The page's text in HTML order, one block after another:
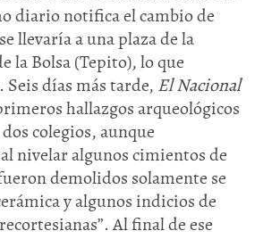
diario notifica el cambio de
llevaría a una plaza de la
la Bolsa (Tepito), lo que
días más tarde, El Nacional
hallazgos arqueológicos
colegios, aunque
nivelar algunos cimientos de
demolidos solamente se
y algunos indicios de
Al final de ese